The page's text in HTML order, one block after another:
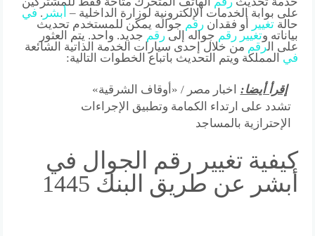
على بوابة الخدمات الإلكترونية لوزارة الداخلية –
أبشر. في
حالةتغيير أو فقدانرقم جواله يمكن للمستخدم تحديث
بياناته وتغيير رقم جواله إلىرقم جديد. واحد. يتم العثور
على ال رقم من خلال إحدى سيارات الخدمة الذاتية الشائعة
في المملكة ويتم التحديث باتباع الخطوات التالية:
إقرأ أيضا:
اخبار مصر / «أوقاف الشرقية»
تشدد على ارتداء الكمامة وتطبيق الإجراءات
الإحترازية بالمساجد
كيفية تغيير رقم الجوال في
أبشر عن طريق البنك 1445